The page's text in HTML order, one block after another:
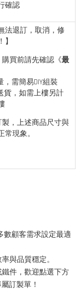
確認
法退訂，取消，修
買前請先確認《最
需簡易DIY組裝
貨，如需上樓另計
，上述商品尺寸與
現象。
數顧客需求設定最適
與品質穩定。
件，歡迎點選下方
訂製單！